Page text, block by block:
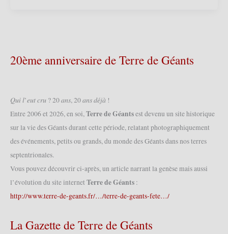
Pierre
2012
20ème anniversaire de Terre de Géants
𝑄𝑢𝑖 𝑙’𝑒𝑢𝑡 𝑐𝑟𝑢 ? 20 𝑎𝑛𝑠, 20 𝑎𝑛𝑠 𝑑𝑒́𝑗𝑎̀ !
Entre 2006 et 2026, en soi,Terre de Géantsest devenu un site historique
sur la vie des Géants durant cette période, relatant photographiquement
des événements, petits ou grands, du monde des Géants dans nos terres
septentrionales.
Vous pouvez découvrir ci-après, un article narrant la genèse mais aussi
l’évolution du site internet Terre de Géants :
http://www.terre-de-geants.fr/…/terre-de-geants-fete…/
La Gazette de Terre de Géants